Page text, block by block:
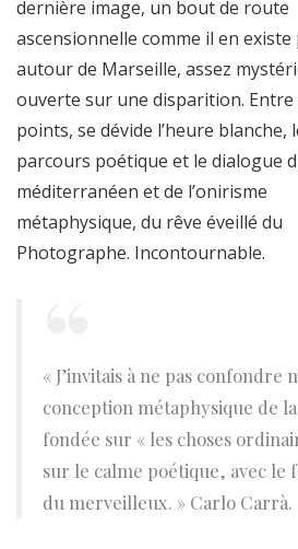
dernière image, un bout de route
ascensionnelle comme il en
autour de Marseille, assez
ouverte sur une disparition. Entre
points, se dévide l’heure blanche,
parcours poétique et le dialogue
méditerranéen et de l’onirisme
métaphysique, du rêve éveillé du
Photographe. Incontournable.
« J’invitais à ne pas confondre
conception métaphysique de
fondée sur « les choses
sur le calme poétique, avec le
du merveilleux. » Carlo Carrà.